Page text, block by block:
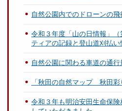
自然公園内でのドローンの飛
令和３年度「山の日情報」
ティアの記録と登山道刈払い
自然公園に関わる車道の通行
「秋田の自然マップ 秋田彩
令和３年も明治安田生命保